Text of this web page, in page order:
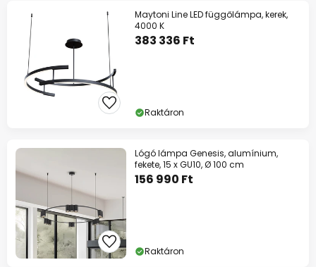
Maytoni Line LED függőlámpa, kerek,
4000 K
383 336 Ft
Raktáron
Lógó lámpa Genesis, alumínium,
fekete, 15 x GU10, Ø 100 cm
156 990 Ft
Raktáron